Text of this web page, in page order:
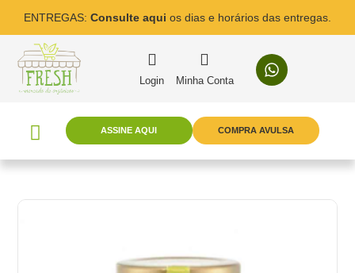
ENTREGAS: Consulte aqui os dias e horários das entregas.
Login Minha Conta
ASSINE AQUI COMPRA AVULSA